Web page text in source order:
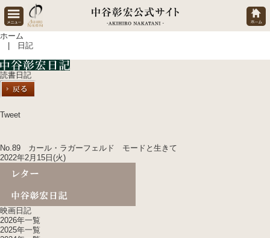
ホーム
| 日記
読書日記
Tweet
No.89 カール・ラガーフェルド モードと生きて
2022年2月15日(火)
映画日記
2026年一覧
2025年一覧